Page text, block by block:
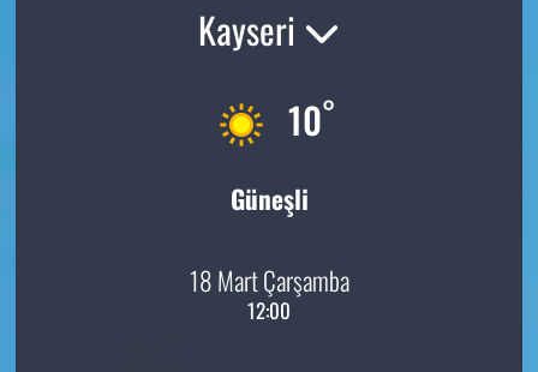
Kayseri
10°
Güneşli
18 Mart Çarşamba
12:00